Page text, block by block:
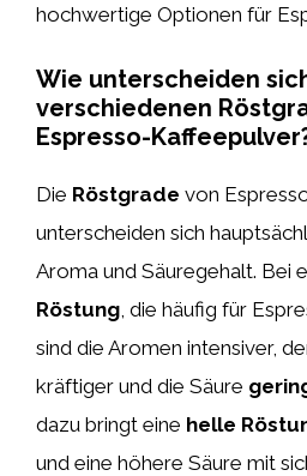
hochwertige Optionen für
Wie unterscheiden
verschiedenen
Espresso-
Die Röstgrade von
unterscheiden sich
Aroma und Säuregehalt. Bei
Röstung , die häufig für
sind die Aromen intensiver,
kräftiger und die Säure
dazu bringt eine helle
und eine höhere Säure mit